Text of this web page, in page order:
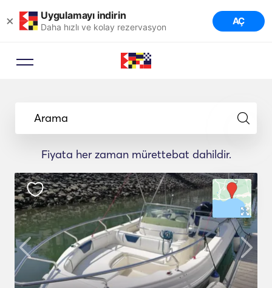
× Uygulamayı indirin
Daha hızlı ve kolay rezervasyon AÇ
Arama
Fiyata her zaman mürettebat dahildir.